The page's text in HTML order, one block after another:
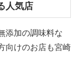
人気店
添加の調味料な
向けのお店も宮崎